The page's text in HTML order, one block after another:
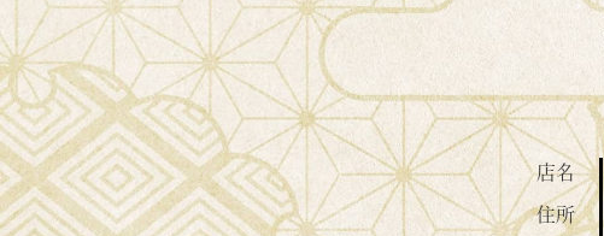
店名
住所